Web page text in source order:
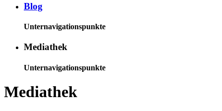
Blog
Unternavigationspunkte
Mediathek
Unternavigationspunkte
Mediathek